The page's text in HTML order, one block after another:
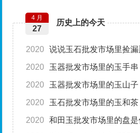
历史上的今天
4 月
27
2020 说说玉石批发市场里捡
2020 玉器批发市场里的玉手串
2020 玉器批发市场里的玉山子
2020 玉石批发市场里的玉和茶
2020 和田玉批发市场里的盘是